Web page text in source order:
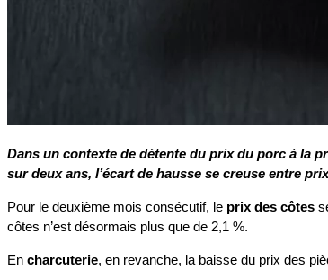
Dans un contexte de détente du prix du porc à la
sur deux ans, l’écart de hausse se creuse entre
Pour le deuxième mois consécutif, le prix des côtes
côtes n’est désormais plus que de 2,1 %.
En charcuterie, en revanche, la baisse du prix des